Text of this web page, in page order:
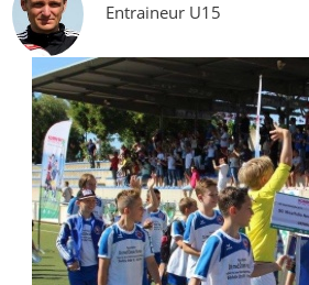
Entraineur U15